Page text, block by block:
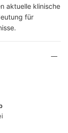
aktuelle klinische
für